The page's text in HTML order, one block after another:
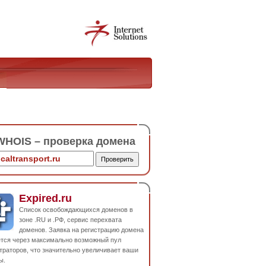
– проверка домена
Expired.ru
Список освобождающихся доменов в
зоне .RU и .РФ, сервис перехвата
доменов. Заявка на регистрацию домена
через максимально возможный пул
что значительно увеличивает ваши